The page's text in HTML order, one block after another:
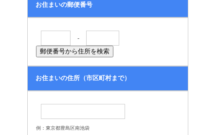
お住まいの郵便番号
-
お住まいの住所（市区町村まで）
例：東京都豊島区南池袋